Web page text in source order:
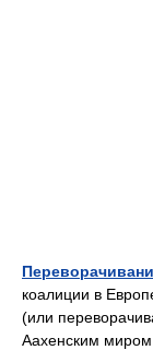
коалиции в
(или
Аахенским миром